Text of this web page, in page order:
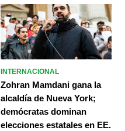
INTERNACIONAL
Zohran Mamdani gana la
alcaldía de Nueva York;
demócratas dominan
elecciones estatales en EE.